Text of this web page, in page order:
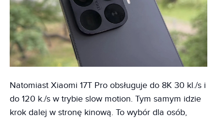
Natomiast Xiaomi 17T Pro obsługuje do 8K 30 kl./s i
do 120 k./s w trybie slow motion. Tym samym idzie
krok dalej w stronę kinową. To wybór dla osób,